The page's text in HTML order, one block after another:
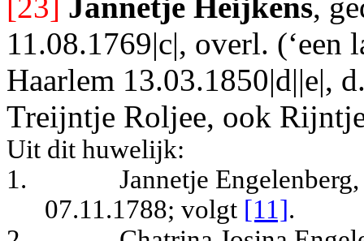
11.08.1769|c|, overl. (‘een
Haarlem 13.03.1850|d||e|,
Treijntje Roljee, ook
Uit dit huwelijk:
1.
Jannetje
07.11.1788; volgt [11].